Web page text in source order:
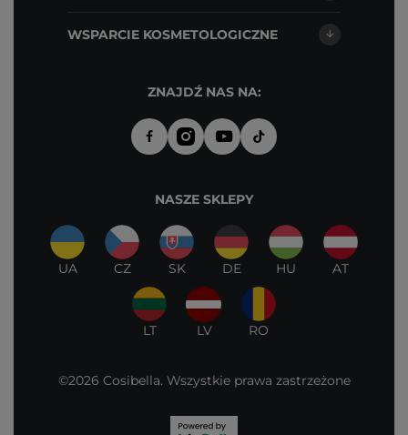
WSPARCIE KOSMETOLOGICZNE
ZNAJDŹ NAS NA:
NASZE SKLEPY
UA CZ SK DE HU AT
LT LV RO
©2026 Cosibella. Wszystkie prawa zastrzeżone